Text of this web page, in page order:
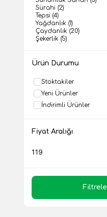
Sürahi (2)
Tepsi (4)
Yağdanlık (1)
Çaydanlık (20)
Şekerlik (5)
Ürün Durumu
Stoktakiler
Yeni Ürünler
İndirimli Ürünler
Fiyat Aralığı
Filtrele